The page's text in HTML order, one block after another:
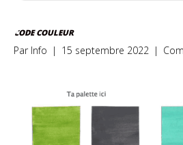
CODE COULEUR
Par Info | 15 septembre 2022 |